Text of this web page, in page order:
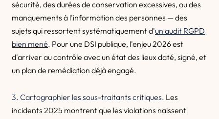
sécurité, des durées de conservation excessives, ou des
manquements à l'information des personnes — des
sujets qui ressortent systématiquement d'un audit RGPD
bien mené. Pour une DSI publique, l'enjeu 2026 est
d'arriver au contrôle avec un état des lieux daté, signé, et
un plan de remédiation déjà engagé.
3. Cartographier les sous-traitants critiques. Les
incidents 2025 montrent que les violations naissent